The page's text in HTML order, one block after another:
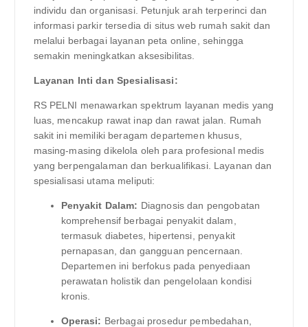
individu dan organisasi. Petunjuk arah terperinci dan
informasi parkir tersedia di situs web rumah sakit dan
melalui berbagai layanan peta online, sehingga
semakin meningkatkan aksesibilitas.
Layanan Inti dan Spesialisasi:
RS PELNI menawarkan spektrum layanan medis yang
luas, mencakup rawat inap dan rawat jalan. Rumah
sakit ini memiliki beragam departemen khusus,
masing-masing dikelola oleh para profesional medis
yang berpengalaman dan berkualifikasi. Layanan dan
spesialisasi utama meliputi:
Penyakit Dalam: Diagnosis dan pengobatan
komprehensif berbagai penyakit dalam,
termasuk diabetes, hipertensi, penyakit
pernapasan, dan gangguan pencernaan.
Departemen ini berfokus pada penyediaan
perawatan holistik dan pengelolaan kondisi
kronis.
Operasi: Berbagai prosedur pembedahan,